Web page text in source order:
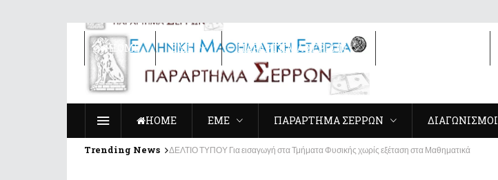
ΗΟΜΕ ΕΜΕ ΠΑΡΑΡΤΗΜΑ ΣΕΡΡΩΝ ΔΙΑΓΩΝΙΣΜΟΙ
ΗΟΜΕ ΕΜΕ ΠΑΡΑΡΤΗΜΑ ΣΕΡΡΩΝ
Trending News ΔΕΛΤΙΟ ΤΥΠΟΥ Για εισαγωγή στα Τμήματα Φυσικής χωρίς εξέταση στα Μαθηματικά